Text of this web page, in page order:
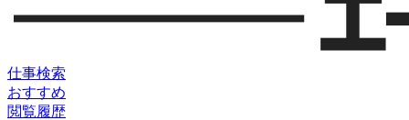
仕事検索
おすすめ
閲覧履歴